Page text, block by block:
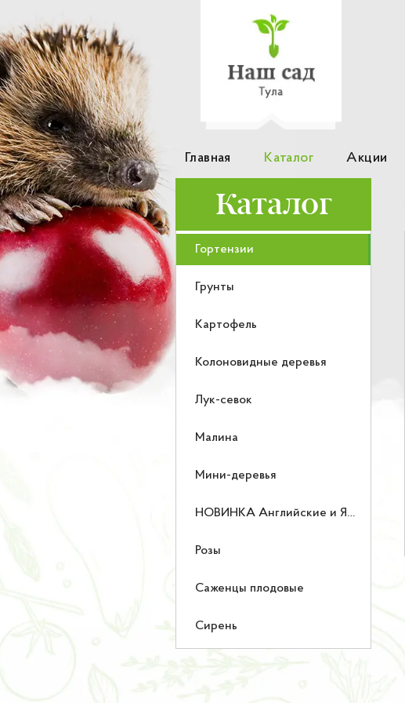
Главная Каталог Акции
Каталог
Гортензии
Грунты
Картофель
Колоновидные деревья
Лук-севок
Малина
Мини-деревья
НОВИНКА Английские и Японские розы
Розы
Саженцы плодовые
Сирень